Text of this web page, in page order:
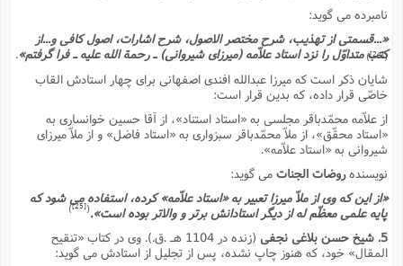
نامبرده مى گوید:
«...قسمتى از تهذیب، شرح مختصر الاصول، شرح اشارات، اصول کافى و...از
کتب متداوّل را نزد استاد علاّمه (میرزاى شیروانى) ـ رحمة الله علیه ـ فرا گرفتم». [24]
)
شایان ذکر است که میرزا عبدالله افندى اصفهانى براى چهار استادش القاب
خاصّى قرار داده، که بدین قرار است:
از علاّمه محمّدباقر مجلسى به «استاد استناد»، از آقا حسین خوانسارى به
«استاد محقّق»، از ملاّ محمّدباقر سبزوارى به «استاد فاضل» و از ملاّ میرزاى
شیروانى به «استاد علاّمه».
نویسندهروضات الجناتمى گوید:
«از این که وى از ملاّ میرزا تعبیر به «استاد علاّمه» کرده، استفاده مى شود که
پایه علمى معظّم له از دیگر استادانش برتر و والاتر بوده است». [25]
)
5. شیخ حسن بلاغى نجفى
(زنده در 1104 هـ .ق.). وى در کتاب «تنقیح
المقال» خود، که هنوز چاپ نشده، پس از تجلیل از استادش مى گوید: